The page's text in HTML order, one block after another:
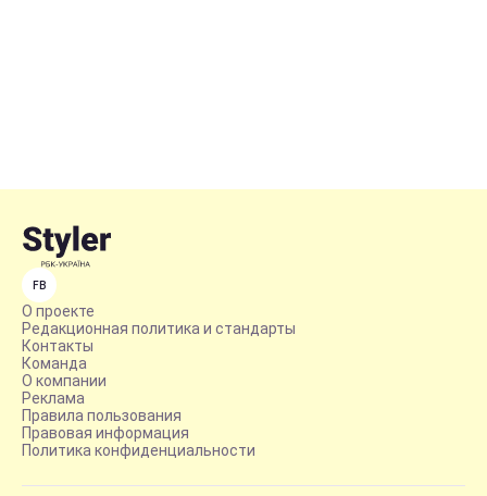
FB
О проекте
Редакционная политика и стандарты
Контакты
Команда
О компании
Реклама
Правила пользования
Правовая информация
Политика конфиденциальности